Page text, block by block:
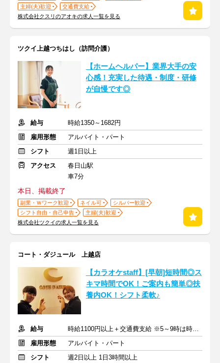
主婦(夫)歓迎
交通費支給
株式会社クスリのアオキの求人一覧を見る
ツクイ上越つちはし（訪問介護）
【ホームヘルパー】業界大手の安
心感！充実した待遇・制度・研修
が自慢です◎
給与
時給1350～1682円
雇用形態
アルバイト・パート
シフト
週1日以上
アクセス
春日山駅
車7分
本日、掲載終了
副業・Ｗワーク歓迎 ネイル可
シルバー歓迎
シフト自由・自己申告
主婦(夫)歓迎
株式会社ツクイの求人一覧を見る
コート・ダジュール 上越店
【カラオケstaff】[早朝]短時間◎ス
キマ時間でOK！ご案内も簡単◎扶
養内OK！シフト柔軟♪
給与
時給1100円以上＋交通費支給 ※5～9時は時給1150円
雇用形態
アルバイト・パート
シフト
週2日以上 1日3時間以上